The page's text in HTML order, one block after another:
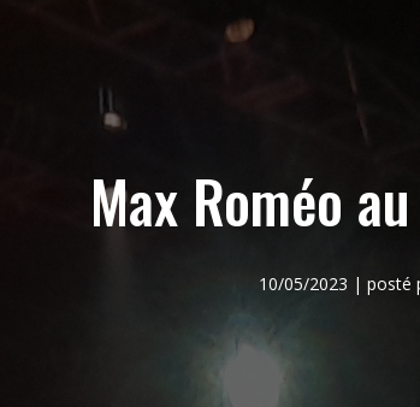
Max Roméo
10/05/2023 | posté